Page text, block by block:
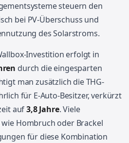
steuern den
bei PV-Überschuss und
des Solarstroms.
Investition erfolgt in
durch die eingesparten
man zusätzlich die THG-
für E-Auto-Besitzer, verkürzt
auf3,8 Jahre. Viele
Hombruch oder Brackel
für diese Kombination